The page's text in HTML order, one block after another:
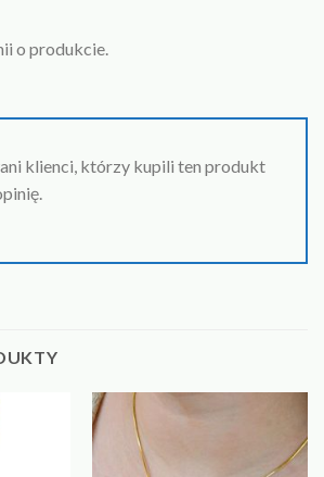
o produkcie.
klienci, którzy kupili ten produkt